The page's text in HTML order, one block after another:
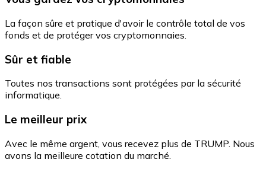
La façon sûre et pratique d'avoir le contrôle total de vos
fonds et de protéger vos cryptomonnaies.
Sûr et fiable
Toutes nos transactions sont protégées par la sécurité
informatique.
Le meilleur prix
Avec le même argent, vous recevez plus de TRUMP. Nous
avons la meilleure cotation du marché.